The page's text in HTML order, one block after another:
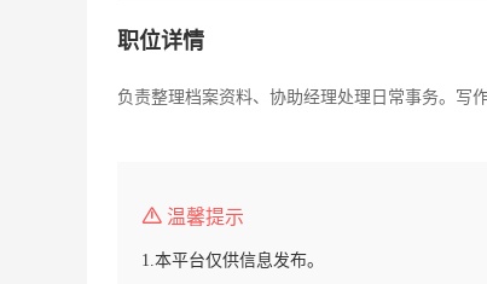
职位详情
负责整理档案资料、协助经理处理日常事务。写
温馨提示
1.本平台仅供信息发布。